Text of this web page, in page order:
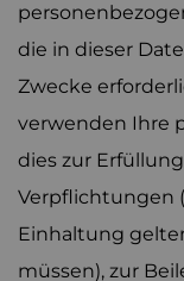
die in dieser
Zwecke
verwenden Ihre
dies zur
Verpflichtungen
Einhaltung
müssen), zur